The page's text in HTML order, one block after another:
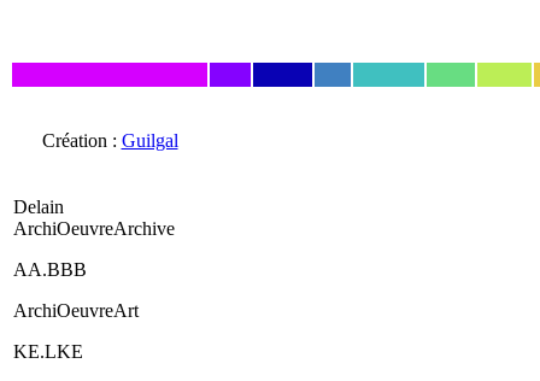
Création : Guilgal
Delain
ArchiOeuvreArchive
AA.BBB
ArchiOeuvreArt
KE.LKE